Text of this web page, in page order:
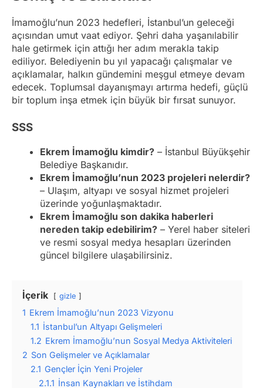
İmamoğlu’nun 2023 hedefleri, İstanbul’un geleceği
açısından umut vaat ediyor. Şehri daha yaşanılabilir
hale getirmek için attığı her adım merakla takip
ediliyor. Belediyenin bu yıl yapacağı çalışmalar ve
açıklamalar, halkın gündemini meşgul etmeye devam
edecek. Toplumsal dayanışmayı artırma hedefi, güçlü
bir toplum inşa etmek için büyük bir fırsat sunuyor.
SSS
Ekrem İmamoğlu kimdir? – İstanbul Büyükşehir
Belediye Başkanıdır.
Ekrem İmamoğlu’nun 2023 projeleri nelerdir?
– Ulaşım, altyapı ve sosyal hizmet projeleri
üzerinde yoğunlaşmaktadır.
Ekrem İmamoğlu son dakika haberleri
nereden takip edebilirim? – Yerel haber siteleri
ve resmi sosyal medya hesapları üzerinden
güncel bilgilere ulaşabilirsiniz.
İçerik gizle
1 Ekrem İmamoğlu’nun 2023 Vizyonu
1.1 İstanbul’un Altyapı Gelişmeleri
1.2 Ekrem İmamoğlu’nun Sosyal Medya Aktiviteleri
2 Son Gelişmeler ve Açıklamalar
2.1 Gençler İçin Yeni Projeler
2.1.1 İnsan Kaynakları ve İstihdam